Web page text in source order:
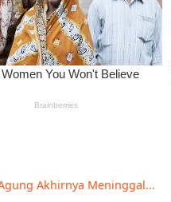
Akhirnya Meninggal...